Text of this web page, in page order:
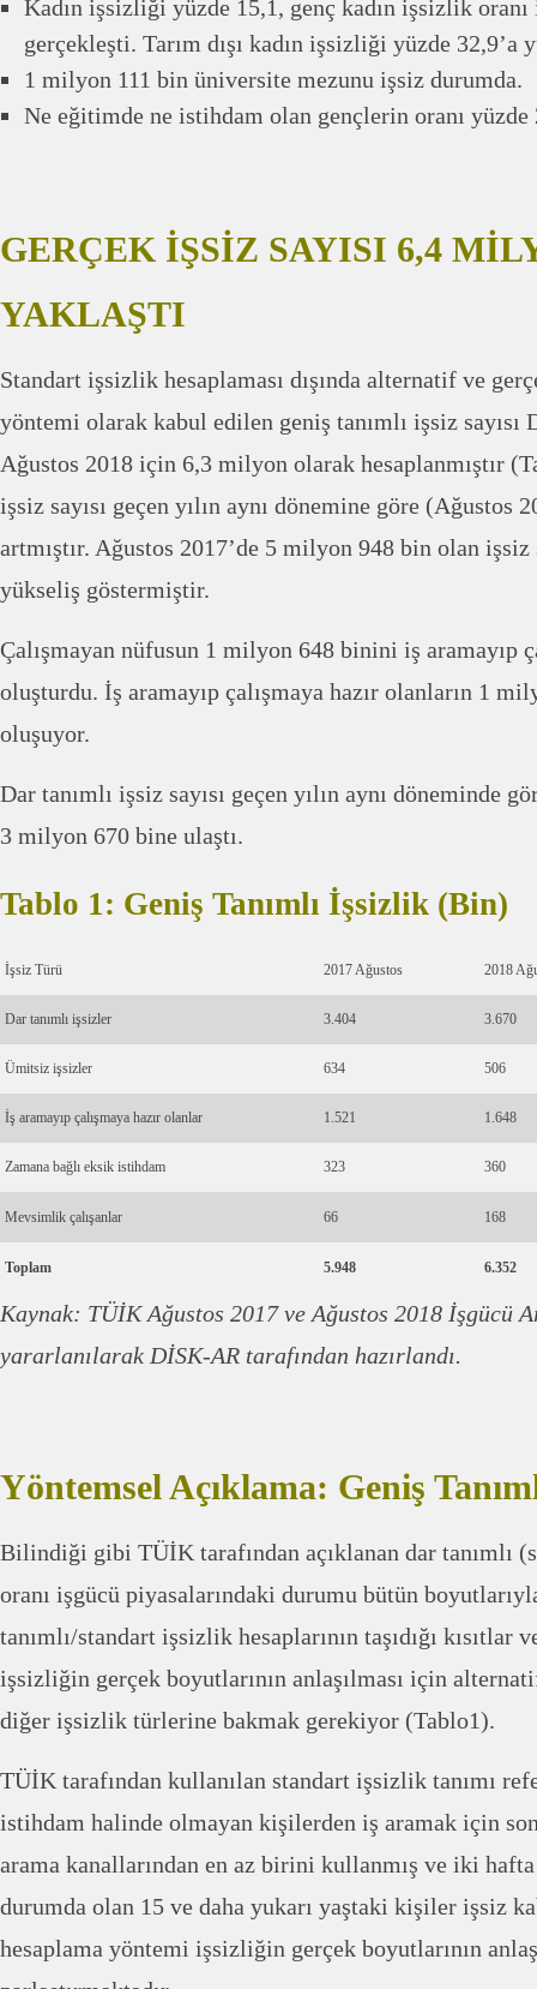
Kadın işsizliği yüzde 15,1, genç kadın işsizlik
gerçekleşti. Tarım dışı kadın işsizliği yüzde 32,9’a
1 milyon 111 bin üniversite mezunu işsiz durumda.
Ne eğitimde ne istihdam olan gençlerin oranı yüzde
GERÇEK İŞSİZ SAYISI 6,4
YAKLAŞTI
Standart işsizlik hesaplaması dışında alternatif ve
yöntemi olarak kabul edilen geniş tanımlı işsiz sayısı
Ağustos 2018 için 6,3 milyon olarak hesaplanmıştır
işsiz sayısı geçen yılın aynı dönemine göre (Ağustos
artmıştır. Ağustos 2017’de 5 milyon 948 bin olan
yükseliş göstermiştir.
Çalışmayan nüfusun 1 milyon 648 binini iş aramayıp
oluşturdu. İş aramayıp çalışmaya hazır olanların 1
oluşuyor.
Dar tanımlı işsiz sayısı geçen yılın aynı döneminde
3 milyon 670 bine ulaştı.
Tablo 1: Geniş Tanımlı İşsizlik (Bin)
İşsiz Türü 2017 Ağustos 2018
Dar tanımlı işsizler 3.404 3.670
Ümitsiz işsizler 634 506
İş aramayıp çalışmaya hazır olanlar 1.521 1.648
Zamana bağlı eksik istihdam 323 360
Mevsimlik çalışanlar 66 168
Toplam 5.948 6.352
Kaynak: TÜİK Ağustos 2017 ve Ağustos 2018 İşgücü
yararlanılarak DİSK-AR tarafından hazırlandı.
Yöntemsel Açıklama: Geniş
Bilindiği gibi TÜİK tarafından açıklanan dar tanımlı
oranı işgücü piyasalarındaki durumu bütün
tanımlı/standart işsizlik hesaplarının taşıdığı kısıtlar
işsizliğin gerçek boyutlarının anlaşılması için
diğer işsizlik türlerine bakmak gerekiyor (Tablo1).
TÜİK tarafından kullanılan standart işsizlik tanımı
istihdam halinde olmayan kişilerden iş aramak için
arama kanallarından en az birini kullanmış ve iki
durumda olan 15 ve daha yukarı yaştaki kişiler işsiz
hesaplama yöntemi işsizliğin gerçek boyutlarının